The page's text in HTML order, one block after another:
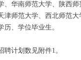
华南师范大学、陕西
师范大学、西北师范
、学位毕业生。
计划数见附件1。